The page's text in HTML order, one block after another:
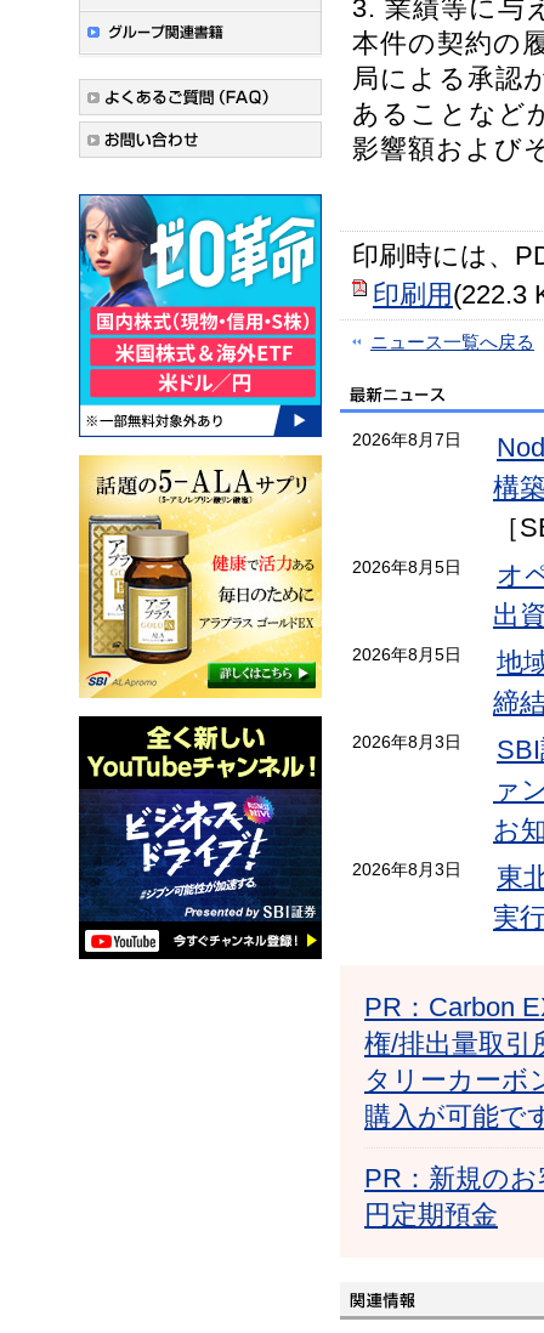
3. 業績等に与
本件の契約の
局による承認
あることなど
影響額および
印刷時には、
印刷用 (222.3
ニュース一覧へ戻る
2026年8月7日
構
［
2026年8月5日
オ
出
2026年8月5日
地
締
2026年8月3日
ァ
お
2026年8月3日
東
実
PR：Carbon
権/排出量取引
タリーカーボ
購入が可能で
PR：新規の
円定期預金